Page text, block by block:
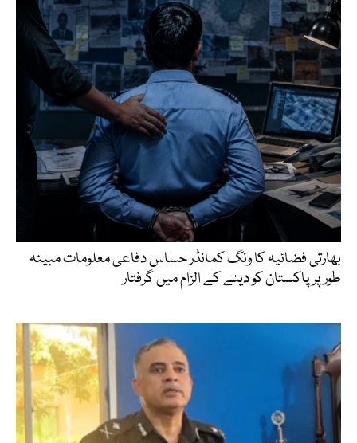
بھارتی فضائیہ کا ونگ کمانڈر حساس دفاعی معلومات مبینہ
طور پر پاکستان کو دینے کے الزام میں گرفتار